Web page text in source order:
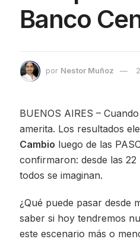
Banco
por Nestor Muñoz
BUENOS AIRES –
amerita. Los resultados
Cambio luego de las
confirmaron: desde las
todos se imaginan.
¿Qué puede pasar desde
saber si hoy tendremos
este escenario más o